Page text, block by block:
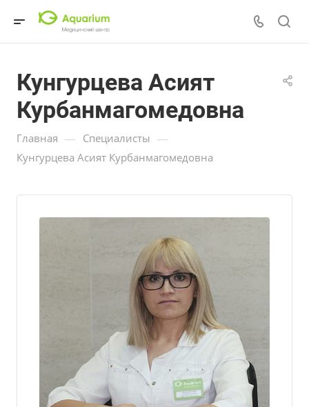
Кунгурцева Асият
Курбанмагомедовна
Главная — Специалисты —
Кунгурцева Асият Курбанмагомедовна